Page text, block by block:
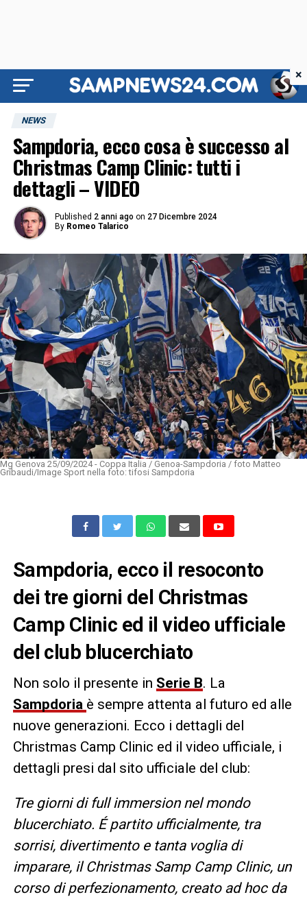
NEWS
Sampdoria, ecco cosa è successo al
Christmas Camp Clinic: tutti i
dettagli – VIDEO
Published 2 anni ago on 27 Dicembre 2024
By Romeo Talarico
Mg Genova 25/09/2024 - Coppa Italia / Genoa-Sampdoria / foto Matteo
Gribaudi/Image Sport nella foto: tifosi Sampdoria
Sampdoria, ecco il resoconto
dei tre giorni del Christmas
Camp Clinic ed il video ufficiale
del club blucerchiato
Non solo il presente in Serie B. La
Sampdoria è sempre attenta al futuro ed alle
nuove generazioni. Ecco i dettagli del
Christmas Camp Clinic ed il video ufficiale, i
dettagli presi dal sito ufficiale del club:
Tre giorni di full immersion nel mondo
blucerchiato. É partito ufficialmente, tra
sorrisi, divertimento e tanta voglia di
imparare, il Christmas Samp Camp Clinic, un
corso di perfezionamento, creato ad hoc da
×